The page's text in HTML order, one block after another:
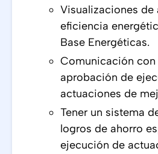
Visualizaciones de
eficiencia
Base Energéticas.
Comunicación
aprobación de
actuaciones de
Tener un sistema
logros de ahorro
ejecución de